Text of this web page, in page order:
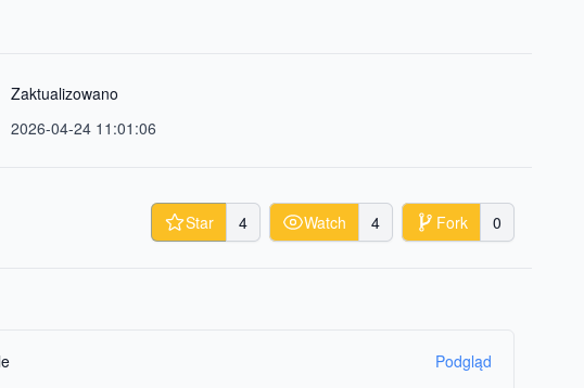
Zaktualizowano
2026-04-24 11:01:06
Star 4 Watch 4 Fork 0
Podgląd